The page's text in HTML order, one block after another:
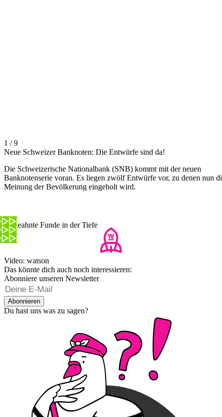
1 / 9
Neue Schweizer Banknoten: Die Entwürfe sind da!
Die Schweizerische Nationalbank (SNB) kommt mit der neuen
Banknotenserie voran. Es liegen zwölf Entwürfe vor, zu denen nun
Meinung der Bevölkerung eingeholt wird.
Ungeahnte Funde in der Tiefe
Video: watson
Das könnte dich auch noch interessieren:
Abonniere unseren Newsletter
Abonnieren
Du hast uns was zu sagen?